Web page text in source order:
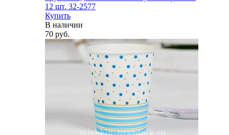
12 шт. 32-2577
Купить
В наличии
70 руб.